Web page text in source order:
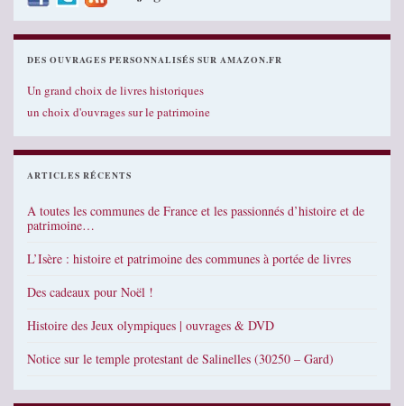
DES OUVRAGES PERSONNALISÉS SUR AMAZON.FR
Un grand choix de livres historiques
un choix d'ouvrages sur le patrimoine
ARTICLES RÉCENTS
A toutes les communes de France et les passionnés d’histoire et de
patrimoine…
L’Isère : histoire et patrimoine des communes à portée de livres
Des cadeaux pour Noël !
Histoire des Jeux olympiques | ouvrages & DVD
Notice sur le temple protestant de Salinelles (30250 – Gard)